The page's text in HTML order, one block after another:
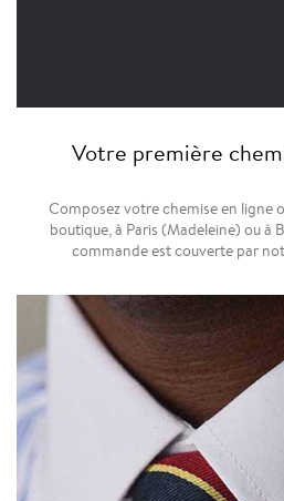
Votre première
Composez votre chemise en ligne
boutique, à Paris (Madeleine) ou à
commande est couverte par